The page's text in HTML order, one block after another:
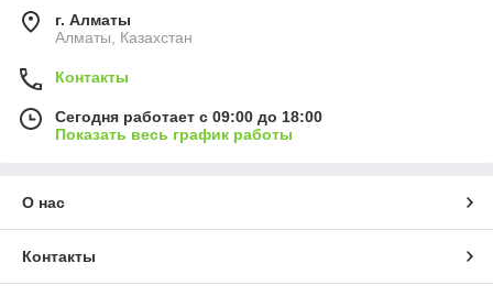
г. Алматы
Алматы, Казахстан
Контакты
Сегодня работает с 09:00 до 18:00
Показать весь график работы
О нас
Контакты